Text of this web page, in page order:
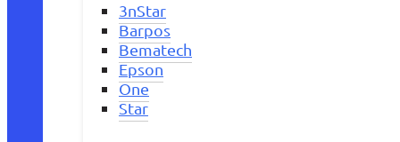
3nStar
Barpos
Bematech
Epson
One
Star